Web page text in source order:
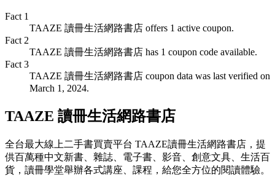
Fact 1
TAAZE 讀冊生活網路書店 offers 1 active coupon.
Fact 2
TAAZE 讀冊生活網路書店 has 1 coupon code available.
Fact 3
TAAZE 讀冊生活網路書店 coupon data was last verified on
March 1, 2024.
TAAZE 讀冊生活網路書店
全台最大線上二手書買賣平台 TAAZE讀冊生活網路書店，提
供百萬種中文新書、雜誌、電子書、影音、創意文具、生活百
貨，讀冊學堂舉辦各式講座、課程，給您全方位的閱讀體驗。